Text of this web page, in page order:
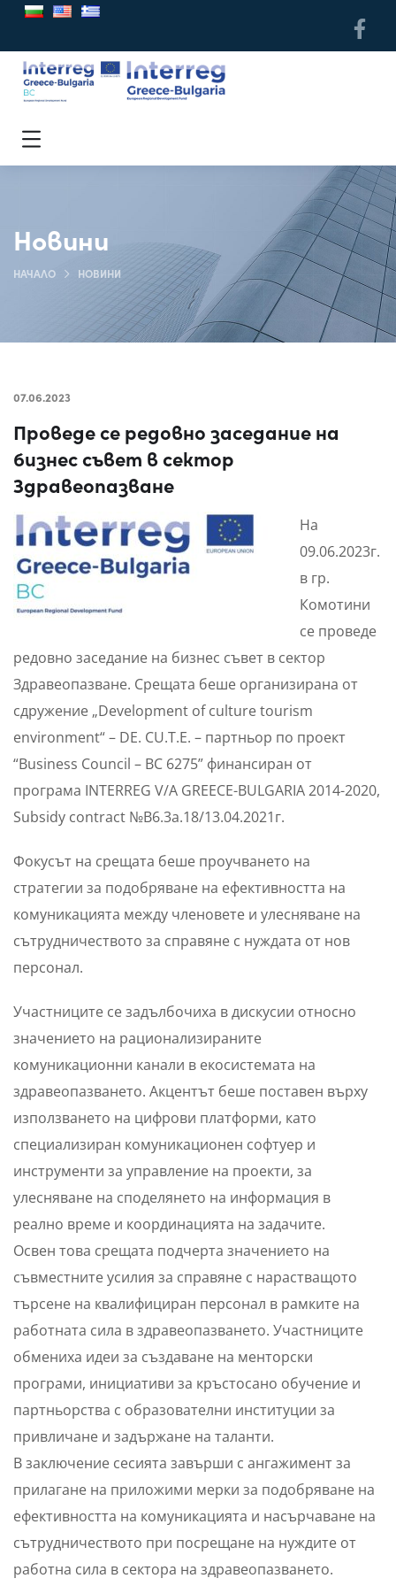
Новини
НАЧАЛО НОВИНИ
07.06.2023
Проведе се редовно заседание на
бизнес съвет в сектор
Здравеопазване
На
09.06.2023г.
в гр.
Комотини
се проведе
редовно заседание на бизнес съвет в сектор
Здравеопазване. Срещата беше организирана от
сдружение „Development of culture tourism
environment“ – DE. CU.T.E. – партньор по проект
“Business Council – BC 6275” финансиран от
програма INTERREG V/A GREECE-BULGARIA 2014-2020,
Subsidy contract №B6.3a.18/13.04.2021г.
Фокусът на срещата беше проучването на
стратегии за подобряване на ефективността на
комуникацията между членовете и улесняване на
сътрудничеството за справяне с нуждата от нов
персонал.
Участниците се задълбочиха в дискусии относно
значението на рационализираните
комуникационни канали в екосистемата на
здравеопазването. Акцентът беше поставен върху
използването на цифрови платформи, като
специализиран комуникационен софтуер и
инструменти за управление на проекти, за
улесняване на споделянето на информация в
реално време и координацията на задачите.
Освен това срещата подчерта значението на
съвместните усилия за справяне с нарастващото
търсене на квалифициран персонал в рамките на
работната сила в здравеопазването. Участниците
обмениха идеи за създаване на менторски
програми, инициативи за кръстосано обучение и
партньорства с образователни институции за
привличане и задържане на таланти.
В заключение сесията завърши с ангажимент за
прилагане на приложими мерки за подобряване на
ефективността на комуникацията и насърчаване на
сътрудничеството при посрещане на нуждите от
работна сила в сектора на здравеопазването.